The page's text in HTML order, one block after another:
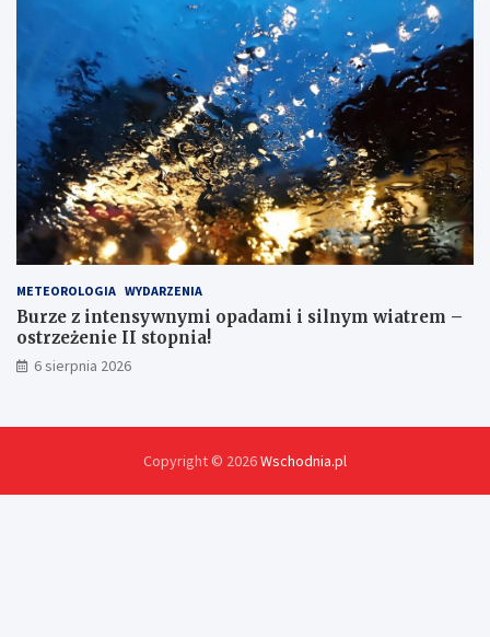
METEOROLOGIA WYDARZENIA
Burze z intensywnymi opadami i silnym wiatrem –
ostrzeżenie II stopnia!
6 sierpnia 2026
Copyright © 2026Wschodnia.pl